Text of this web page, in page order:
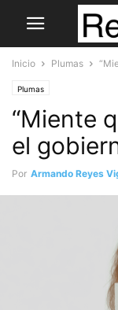
Inicio Plumas
Plumas
“Miente
el
Por Armando Reyes